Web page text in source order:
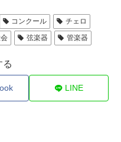
コンクール
チェロ
弦楽器 管楽器
る
LINE